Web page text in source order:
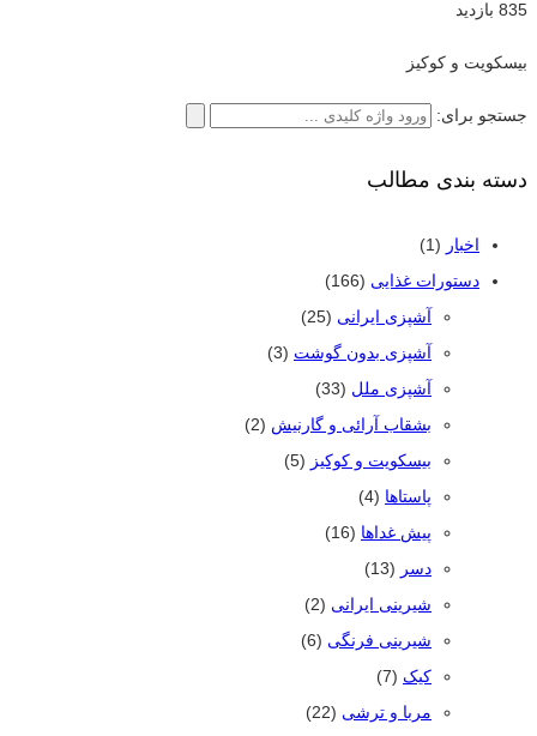
835 بازدید
بیسکویت و کوکیز
جستجو برای:
دسته بندی مطالب
اخبار (1)
دستورات غذایی (166)
آشپزی ایرانی (25)
آشپزی بدون گوشت (3)
آشپزی ملل (33)
بشقاب آرائی و گارنیش (2)
بیسکویت و کوکیز (5)
پاستاها (4)
پیش غداها (16)
دسر (13)
شیرینی ایرانی (2)
شیرینی فرنگی (6)
کیک (7)
مربا و ترشی (22)